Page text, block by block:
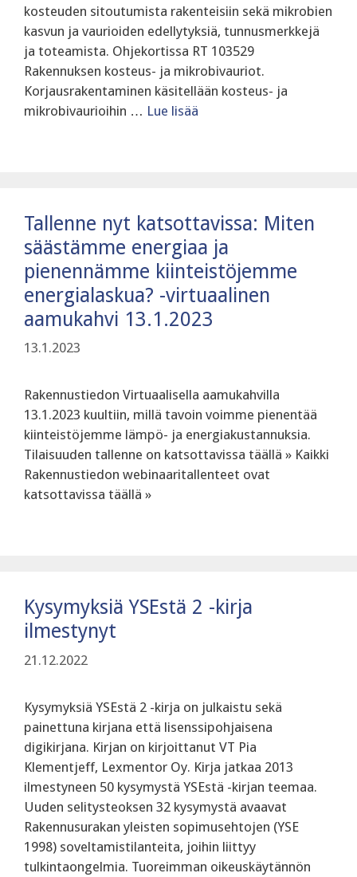
kosteuden sitoutumista rakenteisiin sekä mikrobien
kasvun ja vaurioiden edellytyksiä, tunnusmerkkejä
ja toteamista. Ohjekortissa RT 103529
Rakennuksen kosteus- ja mikrobivauriot.
Korjausrakentaminen käsitellään kosteus- ja
mikrobivaurioihin … Lue lisää
Tallenne nyt katsottavissa: Miten
säästämme energiaa ja
pienennämme kiinteistöjemme
energialaskua? -virtuaalinen
aamukahvi 13.1.2023
13.1.2023
Rakennustiedon Virtuaalisella aamukahvilla
13.1.2023 kuultiin, millä tavoin voimme pienentää
kiinteistöjemme lämpö- ja energiakustannuksia.
Tilaisuuden tallenne on katsottavissa täällä » Kaikki
Rakennustiedon webinaaritallenteet ovat
katsottavissa täällä »
Kysymyksiä YSEstä 2 -kirja
ilmestynyt
21.12.2022
Kysymyksiä YSEstä 2 -kirja on julkaistu sekä
painettuna kirjana että lisenssipohjaisena
digikirjana. Kirjan on kirjoittanut VT Pia
Klementjeff, Lexmentor Oy. Kirja jatkaa 2013
ilmestyneen 50 kysymystä YSEstä -kirjan teemaa.
Uuden selitysteoksen 32 kysymystä avaavat
Rakennusurakan yleisten sopimusehtojen (YSE
1998) soveltamistilanteita, joihin liittyy
tulkintaongelmia. Tuoreimman oikeuskäytännön